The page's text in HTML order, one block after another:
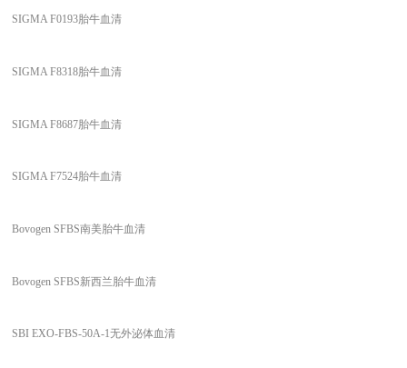
SIGMA F0193胎牛血清
SIGMA F8318胎牛血清
SIGMA F8687胎牛血清
SIGMA F7524胎牛血清
Bovogen SFBS南美胎牛血清
Bovogen SFBS新西兰胎牛血清
SBI EXO-FBS-50A-1无外泌体血清